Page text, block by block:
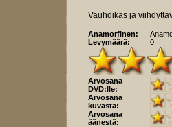
Vauhdikas ja
Anamorfinen:
Levymäärä:
0
Arvosana
DVD:lle:
Arvosana
kuvasta:
Arvosana
äänestä: